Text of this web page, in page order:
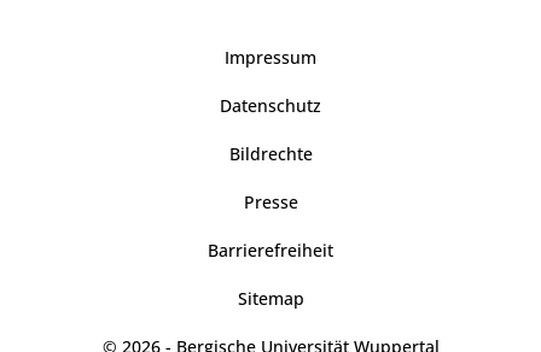
Impressum
Datenschutz
Bildrechte
Presse
Barrierefreiheit
Sitemap
© 2026 - Bergische Universität Wuppertal